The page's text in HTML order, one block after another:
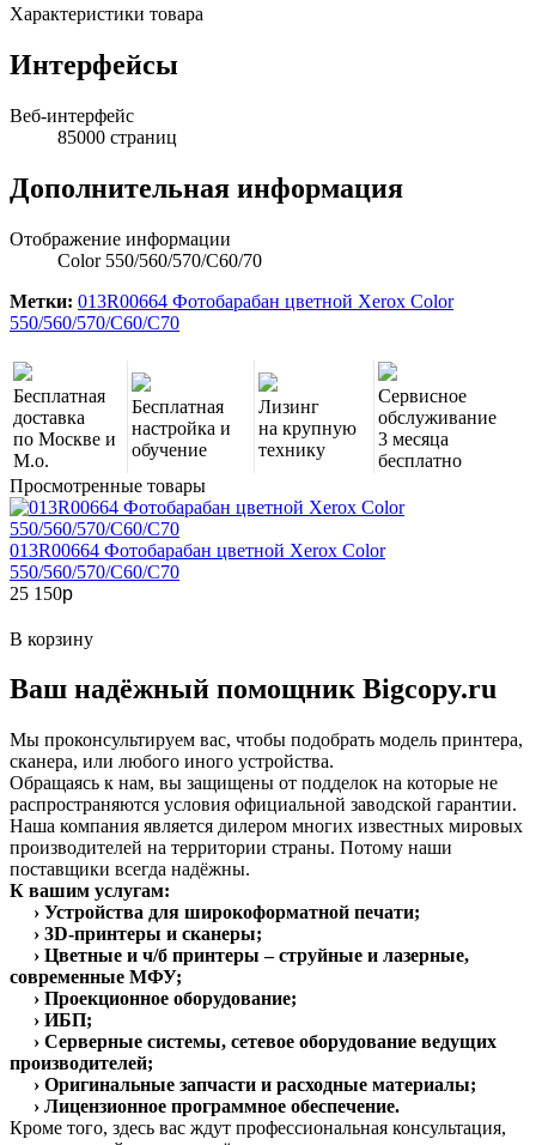
Характеристики товара
Интерфейсы
Веб-интерфейс
85000 страниц
Дополнительная информация
Отображение информации
Color 550/560/570/C60/70
Метки: 013R00664 Фотобарабан цветной Xerox Color
550/560/570/C60/C70
Бесплатная
доставка
по Москве и
М.о.
Бесплатная
настройка и
обучение
Лизинг
на крупную
технику
Сервисное
обслуживание
3 месяца
бесплатно
Просмотренные товары
013R00664 Фотобарабан цветной Xerox Color
550/560/570/C60/C70
25 150p
В корзину
Ваш надёжный помощник Bigcopy.ru
Мы проконсультируем вас, чтобы подобрать модель принтера,
сканера, или любого иного устройства.
Обращаясь к нам, вы защищены от подделок на которые не
распространяются условия официальной заводской гарантии.
Наша компания является дилером многих известных мировых
производителей на территории страны. Потому наши
поставщики всегда надёжны.
К вашим услугам:
› Устройства для широкоформатной печати;
› 3D-принтеры и сканеры;
› Цветные и ч/б принтеры – струйные и лазерные,
современные МФУ;
› Проекционное оборудование;
› ИБП;
› Серверные системы, сетевое оборудование ведущих
производителей;
› Оригинальные запчасти и расходные материалы;
› Лицензионное программное обеспечение.
Кроме того, здесь вас ждут профессиональная консультация,